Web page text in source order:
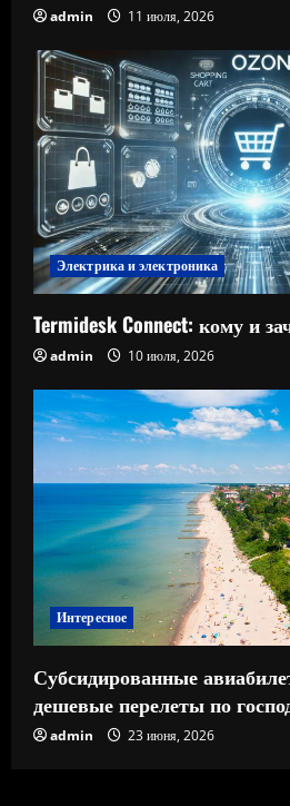
admin 11 июля, 2026
Электрика и электроника
Termidesk Connect: кому и
admin 10 июля, 2026
Интересное
Субсидированные
дешевые перелеты по
admin 23 июня, 2026